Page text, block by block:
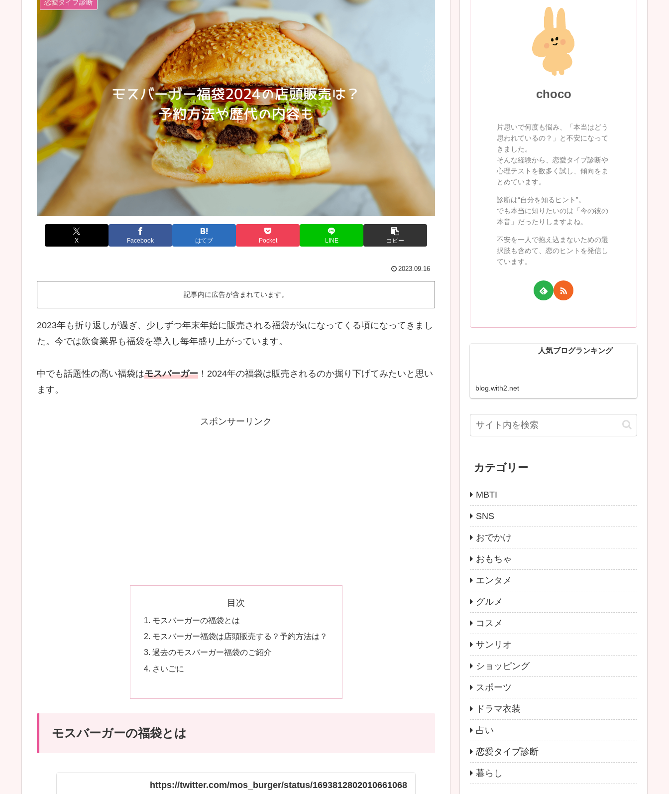
恋愛タイプ診断
X Facebook はてブ Pocket LINE コピー
2023.09.16
記事内に広告が含まれています。
2023年も折り返しが過ぎ、少しずつ年末年始に販売される福袋が気になってくる頃になってきまし
た。今では飲食業界も福袋を導入し毎年盛り上がっています。
中でも話題性の高い福袋はモスバーガー ！2024年の福袋は販売されるのか掘り下げてみたいと思い
ます。
スポンサーリンク
目次
モスバーガーの福袋とは
モスバーガー福袋は店頭販売する？予約方法は？
過去のモスバーガー福袋のご紹介
さいごに
モスバーガーの福袋とは
https://twitter.com/mos_burger/status/1693812802010661068
choco
片思いで何度も悩み、「本当はどう
思われているの？」と不安になって
きました。
そんな経験から、恋愛タイプ診断や
心理テストを数多く試し、傾向をま
とめています。
診断は“自分を知るヒント”。
でも本当に知りたいのは「今の彼の
本音」だったりしますよね。
不安を一人で抱え込まないための選
択肢も含めて、恋のヒントを発信し
ています。
人気ブログランキング
blog.with2.net
カテゴリー
MBTI
SNS
おでかけ
おもちゃ
エンタメ
グルメ
コスメ
サンリオ
ショッピング
スポーツ
ドラマ衣装
占い
恋愛タイプ診断
暮らし